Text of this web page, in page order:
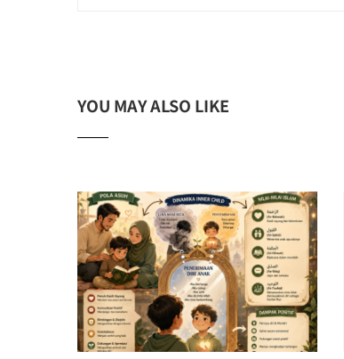
YOU MAY ALSO LIKE